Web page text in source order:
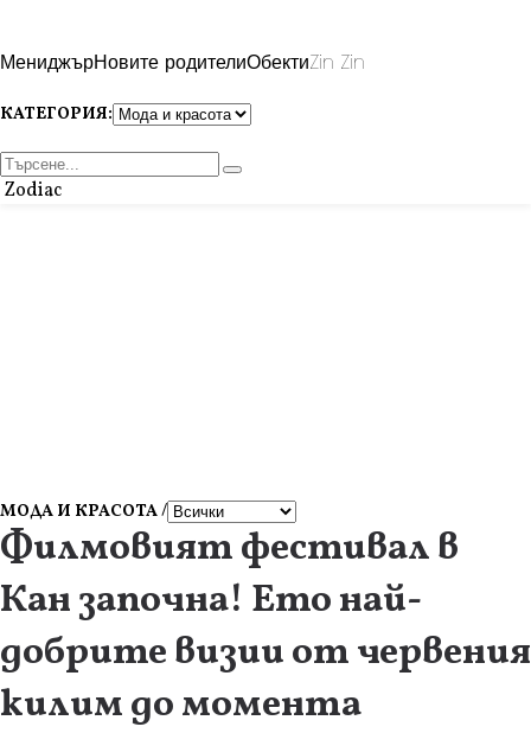
МениджърНовите родителиОбектиZin Zin
КАТЕГОРИЯ:
Zodiac
МОДА И КРАСОТА /
Филмовият фестивал в
Кан започна! Ето най-
добрите визии от червения
килим до момента